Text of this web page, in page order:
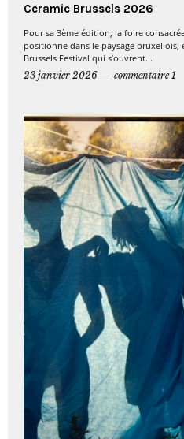
Ceramic Brussels 2026
Pour sa 3ème édition, la foire
positionne dans le paysage bruxellois,
Brussels Festival qui s’ouvrent...
23 janvier 2026
commentaire 1